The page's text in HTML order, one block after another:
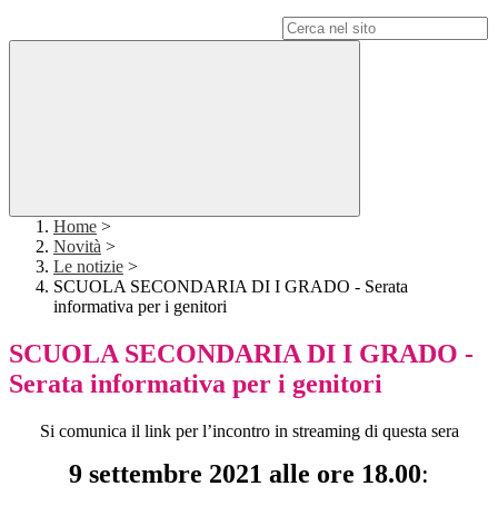
Home >
Novità >
Le notizie >
SCUOLA SECONDARIA DI I GRADO - Serata
informativa per i genitori
SCUOLA SECONDARIA DI I GRADO -
Serata informativa per i genitori
Si comunica il link per l’incontro in streaming di questa sera
9 settembre 2021 alle ore 18.00: